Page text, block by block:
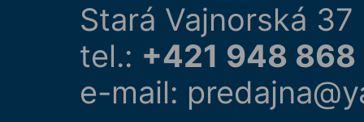
Stará Vajnorská 37
tel.: +421 948
e-mail: